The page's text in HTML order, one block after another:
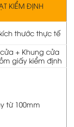
KIỂM ĐỊNH
thước thực tế
+ Khung cửa
giấy kiểm định
từ 100mm